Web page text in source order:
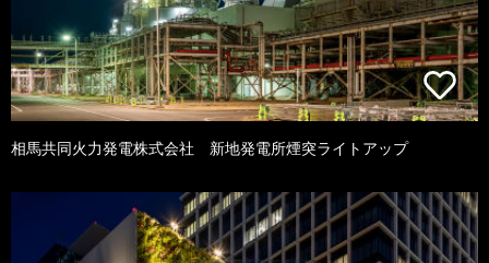
相馬共同火力発電株式会社 新地発電所煙突ライトアップ